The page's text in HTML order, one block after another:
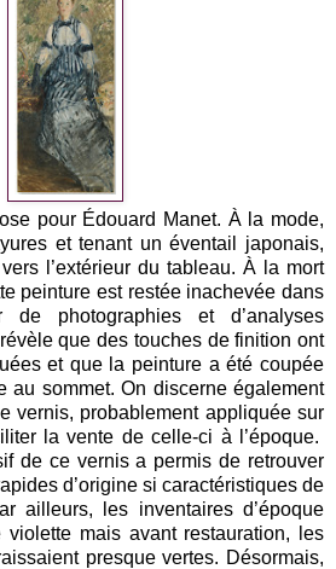
pour Édouard Manet. À la mode,
et tenant un éventail japonais,
l’extérieur du tableau. À la mort
peinture est restée inachevée dans
photographies et d’analyses
que des touches de finition ont
et que la peinture a été coupée
au sommet. On discerne également
vernis, probablement appliquée sur
la vente de celle-ci à l’époque.
de ce vernis a permis de retrouver
d’origine si caractéristiques de
ailleurs, les inventaires d’époque
mais avant restauration, les
presque vertes. Désormais,